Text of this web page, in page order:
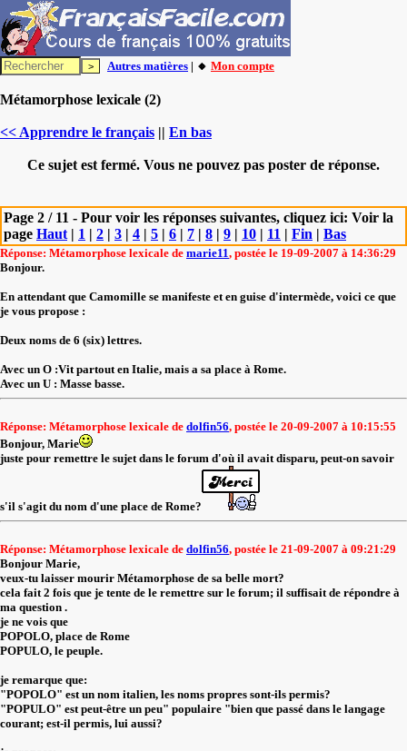
Autres matières | 🔸 Mon compte
Métamorphose lexicale (2)
<< Apprendre le français || En bas
Ce sujet est fermé. Vous ne pouvez pas poster de réponse.
Page 2 / 11 - Pour voir les réponses suivantes, cliquez ici: Voir la
page Haut | 1 | 2 | 3 | 4 | 5 | 6 | 7 | 8 | 9 | 10 | 11 | Fin | Bas
Réponse: Métamorphose lexicale de marie11, postée le 19-09-2007 à 14:36:29
Bonjour.
En attendant que Camomille se manifeste et en guise d'intermède, voici ce que
je vous propose :
Deux noms de 6 (six) lettres.
Avec un O :Vit partout en Italie, mais a sa place à Rome.
Avec un U : Masse basse.
Réponse: Métamorphose lexicale de dolfin56, postée le 20-09-2007 à 10:15:55
Bonjour, Marie
juste pour remettre le sujet dans le forum d'où il avait disparu, peut-on savoir
s'il s'agit du nom d'une place de Rome?
Réponse: Métamorphose lexicale de dolfin56, postée le 21-09-2007 à 09:21:29
Bonjour Marie,
veux-tu laisser mourir Métamorphose de sa belle mort?
cela fait 2 fois que je tente de le remettre sur le forum; il suffisait de répondre à
ma question .
je ne vois que
POPOLO, place de Rome
POPULO, le peuple.
je remarque que:
"POPOLO" est un nom italien, les noms propres sont-ils permis?
"POPULO" est peut-être un peu" populaire "bien que passé dans le langage
courant; est-il permis, lui aussi?